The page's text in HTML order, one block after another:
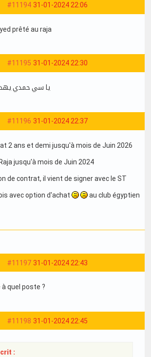
#11194 31-01-2024 22:06
prêté au raja
#11195 31-01-2024 22:30
يا سي حمدي
#11196 31-01-2024 22:37
2 ans et demi jusqu'à mois de Juin 2026
jusqu'à mois de Juin 2024
de contrat, il vient de signer avec le ST
avec option d'achat
au club égyptien
#11197 31-01-2024 22:43
à quel poste ?
#11198 31-01-2024 22:45
: